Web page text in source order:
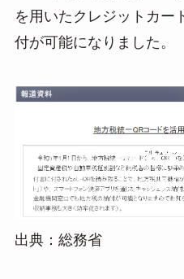
を用いたクレジットカー
付が可能になりました。
出典：総務省